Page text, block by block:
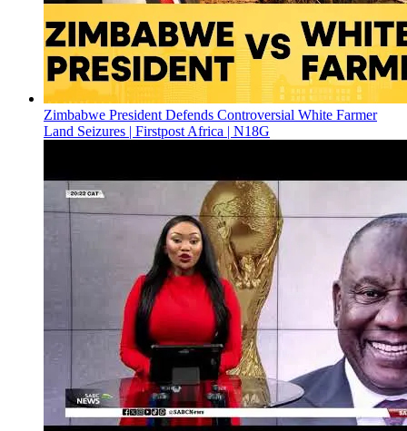
Zimbabwe President Defends Controversial White Farmer
Land Seizures | Firstpost Africa | N18G